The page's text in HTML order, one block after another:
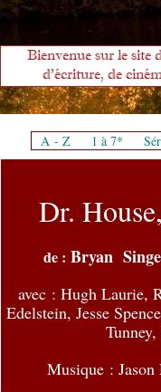
Bienvenue sur le site
d'écriture, de
A - Z 1 à 7*
Dr. House,
de : Bryan
avec : Hugh Laurie,
Edelstein, Jesse
Musique :